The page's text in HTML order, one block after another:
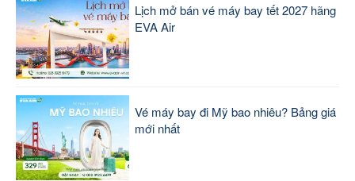
Lịch mở bán vé máy bay tết 2027 hãng
EVA Air
Vé máy bay đi Mỹ bao nhiêu? Bảng giá
mới nhất